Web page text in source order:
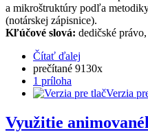
a mikroštruktúry podľa
(notárskej zápisnice).
Kľúčové slová: dedičské
Čítať ďalej
prečítané 9130x
1 príloha
Verzia
Využitie